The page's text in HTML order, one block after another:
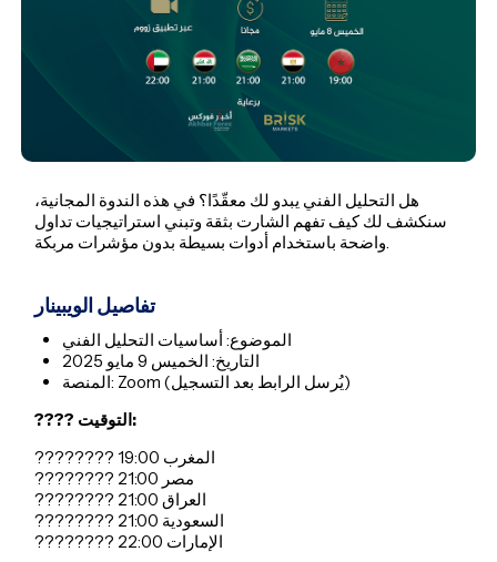
هل التحليل الفني يبدو لك معقّدًا؟ في هذه الندوة المجانية،
سنكشف لك كيف تفهم الشارت بثقة وتبني استراتيجيات تداول
واضحة باستخدام أدوات بسيطة بدون مؤشرات مربكة.
تفاصيل الويبينار
الموضوع: أساسيات التحليل الفني
التاريخ: الخميس 9 مايو 2025
المنصة: Zoom (يُرسل الرابط بعد التسجيل)
???? التوقيت:
???????? 19:00 المغرب
???????? 21:00 مصر
???????? 21:00 العراق
???????? 21:00 السعودية
???????? 22:00 الإمارات